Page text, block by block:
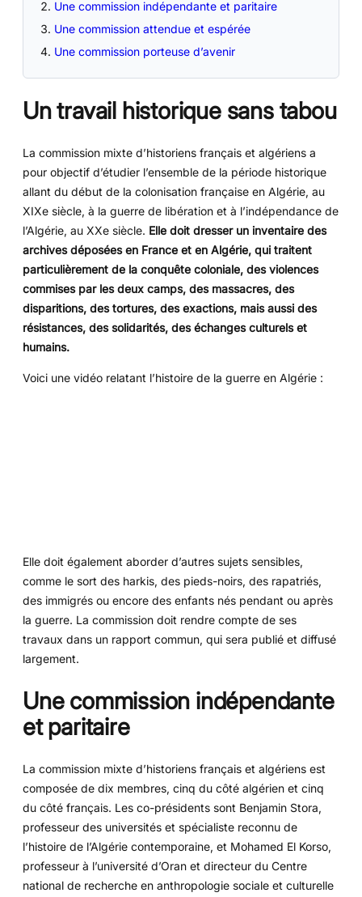
Une commission indépendante et paritaire
Une commission attendue et espérée
Une commission porteuse d’avenir
Un travail historique sans tabou
La commission mixte d’historiens français et algériens a
pour objectif d’étudier l’ensemble de la période historique
allant du début de la colonisation française en Algérie, au
XIXe siècle, à la guerre de libération et à l’indépendance de
l’Algérie, au XXe siècle. Elle doit dresser un inventaire des
archives déposées en France et en Algérie, qui traitent
particulièrement de la conquête coloniale, des violences
commises par les deux camps, des massacres, des
disparitions, des tortures, des exactions, mais aussi des
résistances, des solidarités, des échanges culturels et
humains.
Voici une vidéo relatant l’histoire de la guerre en Algérie :
Elle doit également aborder d’autres sujets sensibles,
comme le sort des harkis, des pieds-noirs, des rapatriés,
des immigrés ou encore des enfants nés pendant ou après
la guerre. La commission doit rendre compte de ses
travaux dans un rapport commun, qui sera publié et diffusé
largement.
Une commission indépendante
et paritaire
La commission mixte d’historiens français et algériens est
composée de dix membres, cinq du côté algérien et cinq
du côté français. Les co-présidents sont Benjamin Stora,
professeur des universités et spécialiste reconnu de
l’histoire de l’Algérie contemporaine, et Mohamed El Korso,
professeur à l’université d’Oran et directeur du Centre
national de recherche en anthropologie sociale et culturelle